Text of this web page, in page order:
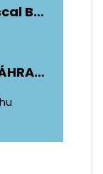
BAČKORY ANTAL Rascal Basic Black
Demar Mammut - NÁHRADNÍ ZATEPLENÍ DO DĚTSKÝCH HOLÍNEK